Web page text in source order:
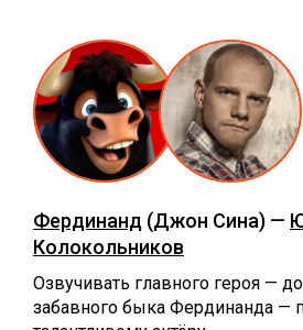
Фердинанд (Джон Сина) —
Колокольников
Озвучивать главного героя —
забавного быка Фердинанда —